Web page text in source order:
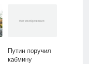
Путин поручил
кабмину